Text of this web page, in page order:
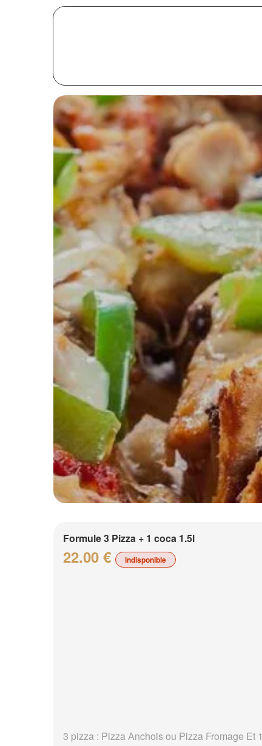
Formule 3 Pizza + 1 coca 1.5l
22.00 € indisponible
3 pizza : Pizza Anchois ou Pizza Fromage Et 1